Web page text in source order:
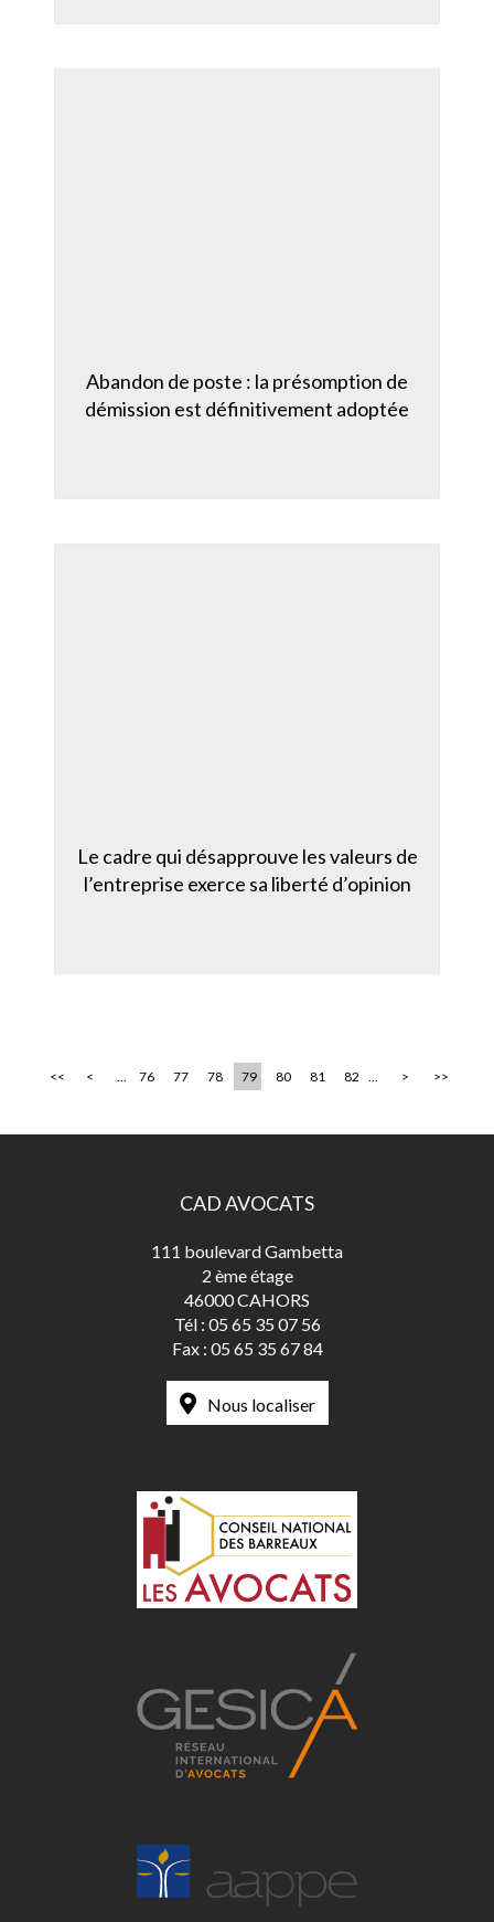
Abandon de poste : la présomption de
démission est définitivement adoptée
Le cadre qui désapprouve les valeurs de
l’entreprise exerce sa liberté d’opinion
<< < 76 77 78 79 80 81 82 > >>
CAD AVOCATS
111 boulevard Gambetta
2 ème étage
46000 CAHORS
Tél : 05 65 35 07 56
Fax : 05 65 35 67 84
Nous localiser